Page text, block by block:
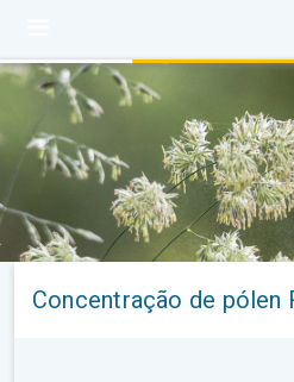
Concentração de pólen